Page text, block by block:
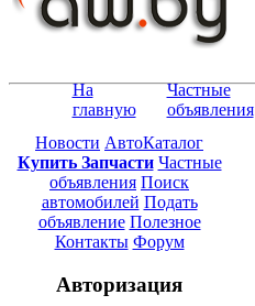
На
главную
Частные
объявления
Новости АвтоКаталог
Купить Запчасти Частные
объявления Поиск
автомобилей Подать
объявление Полезное
Контакты Форум
Авторизация